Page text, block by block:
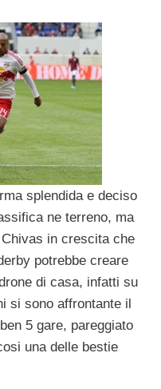
splendida e deciso
ne terreno, ma
in crescita che
potrebbe creare
di casa, infatti su
si sono affrontante il
5 gare, pareggiato
una delle bestie